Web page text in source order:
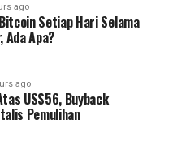
ago
Setiap Hari Selama
Ada Apa?
ago
US$56, Buyback
Pemulihan